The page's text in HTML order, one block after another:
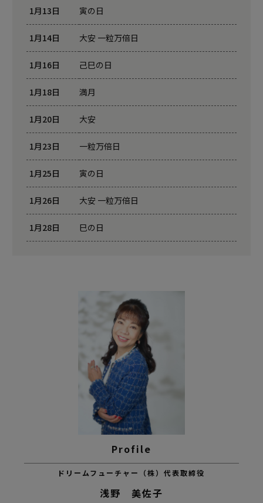
1月13日 寅の日
1月14日 大安 一粒万倍日
1月16日 己巳の日
1月18日 満月
1月20日 大安
1月23日 一粒万倍日
1月25日 寅の日
1月26日 大安 一粒万倍日
1月28日 巳の日
ドリームフューチャー（株）代表取締役
浅野 美佐子